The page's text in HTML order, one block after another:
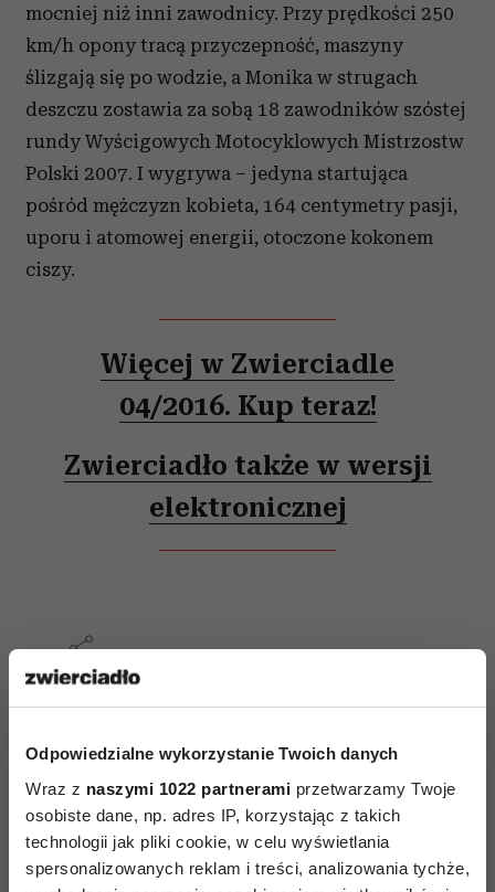
Odpowiedzialne wykorzystanie Twoich danych
Wraz z naszymi 1022 partnerami przetwarzamy Twoje
osobiste dane, np. adres IP, korzystając z takich
technologii jak pliki cookie, w celu wyświetlania
spersonalizowanych reklam i treści, analizowania tychże,
mocniej niż inni zawodnicy. Przy prędkości 250
km/h opony tracą przyczepność, maszyny
ślizgają się po wodzie, a Monika w strugach
deszczu zostawia za sobą 18 zawodników szóstej
rundy Wyścigowych Motocyklowych Mistrzostw
Polski 2007. I wygrywa – jedyna startująca
pośród mężczyzn kobieta, 164 centymetry pasji,
uporu i atomowej energii, otoczone kokonem
ciszy.
Więcej w Zwierciadle
04/2016. Kup teraz!
Zwierciadło także w wersji
elektronicznej